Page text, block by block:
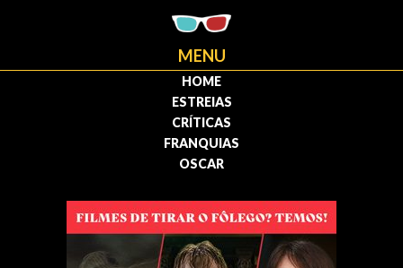
MENU
HOME
ESTREIAS
CRÍTICAS
FRANQUIAS
OSCAR